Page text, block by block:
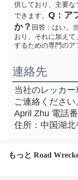
供しており、主要
できます。 Q：ア
か？ 回答：はい。
おり、それに加え
するための専門のア
連絡先
当社のレッカー
ご連絡ください
April Zhu 電話
住所：中国湖
もっと Road